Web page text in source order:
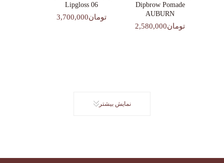
Dipbrow Pomade
AUBURN
تومان2,580,000
Lipgloss 06
تومان3,700,000
نمایش بیشتر